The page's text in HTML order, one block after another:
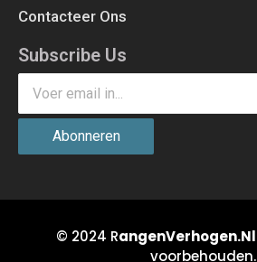
Contacteer Ons
Subscribe Us
Abonneren
© 2024 RangenVerhogen.Nl
voorbehouden.